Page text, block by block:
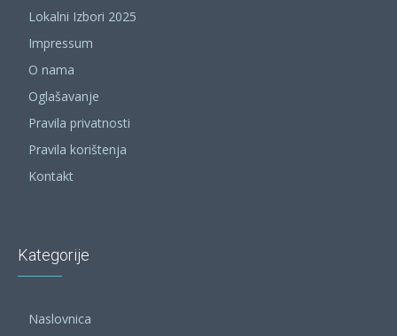
Lokalni Izbori 2025
Impressum
O nama
Oglašavanje
Pravila privatnosti
Pravila korištenja
Kontakt
Kategorije
Naslovnica